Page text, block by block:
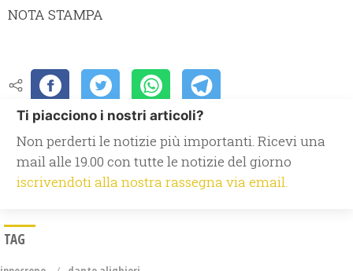
NOTA STAMPA
Ti piacciono i nostri articoli?
Non perderti le notizie più importanti. Ricevi una
mail alle 19.00 con tutte le notizie del giorno
iscrivendoti alla nostra rassegna via email.
TAG